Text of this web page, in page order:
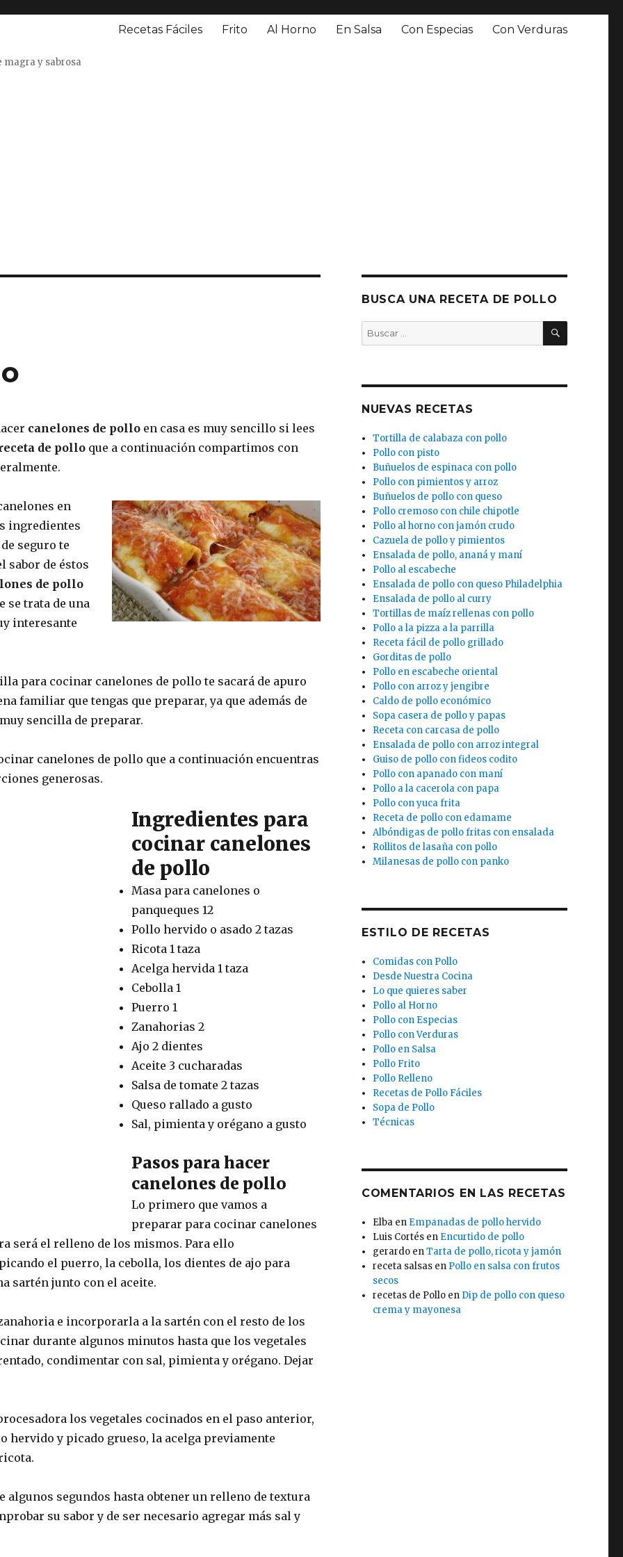
magra y sabrosa
Recetas Fáciles Frito Al Horno En Salsa Con Especias Con Verduras
canelones de polloen casa es muy sencillo si lees
de polloque a continuación compartimos con
en
ingredientes
seguro te
sabor de éstos
de pollo
se trata de una
interesante
para cocinar canelones de pollo te sacará de apuro
familiar que tengas que preparar, ya que además de
sencilla de preparar.
canelones de pollo que a continuación encuentras
generosas.
Ingredientes para
cocinar canelones
de pollo
Masa para canelones o
panqueques 12
Pollo hervido o asado 2 tazas
Ricota 1 taza
Acelga hervida 1 taza
Cebolla 1
Puerro 1
Zanahorias 2
Ajo 2 dientes
Aceite 3 cucharadas
Salsa de tomate 2 tazas
Queso rallado a gusto
Sal, pimienta y orégano a gusto
Pasos para hacer
canelones de pollo
Lo primero que vamos a
preparar para cocinar canelones
será el relleno de los mismos. Para ello
el puerro, la cebolla, los dientes de ajo para
sartén junto con el aceite.
e incorporarla a la sartén con el resto de los
durante algunos minutos hasta que los vegetales
condimentar con sal, pimienta y orégano. Dejar
los vegetales cocinados en el paso anterior,
hervido y picado grueso, la acelga previamente
algunos segundos hasta obtener un relleno de textura
su sabor y de ser necesario agregar más sal y
BUSCA UNA RECETA DE POLLO
Buscar
por:
BUSCAR
NUEVAS RECETAS
Tortilla de calabaza con pollo
Pollo con pisto
Buñuelos de espinaca con pollo
Pollo con pimientos y arroz
Buñuelos de pollo con queso
Pollo cremoso con chile chipotle
Pollo al horno con jamón crudo
Cazuela de pollo y pimientos
Ensalada de pollo, ananá y maní
Pollo al escabeche
Ensalada de pollo con queso Philadelphia
Ensalada de pollo al curry
Tortillas de maíz rellenas con pollo
Pollo a la pizza a la parrilla
Receta fácil de pollo grillado
Gorditas de pollo
Pollo en escabeche oriental
Pollo con arroz y jengibre
Caldo de pollo económico
Sopa casera de pollo y papas
Receta con carcasa de pollo
Ensalada de pollo con arroz integral
Guiso de pollo con fideos codito
Pollo con apanado con maní
Pollo a la cacerola con papa
Pollo con yuca frita
Receta de pollo con edamame
Albóndigas de pollo fritas con ensalada
Rollitos de lasaña con pollo
Milanesas de pollo con panko
ESTILO DE RECETAS
Comidas con Pollo
Desde Nuestra Cocina
Lo que quieres saber
Pollo al Horno
Pollo con Especias
Pollo con Verduras
Pollo en Salsa
Pollo Frito
Pollo Relleno
Recetas de Pollo Fáciles
Sopa de Pollo
Técnicas
COMENTARIOS EN LAS RECETAS
Elba en Empanadas de pollo hervido
Luis Cortés en Encurtido de pollo
gerardo enTarta de pollo, ricota y jamón
receta salsas en Pollo en salsa con frutos
secos
recetas de Pollo en Dip de pollo con queso
crema y mayonesa